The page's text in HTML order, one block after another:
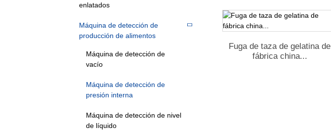
enlatados
Máquina de detección de
producción de alimentos
Máquina de detección de
vacío
Máquina de detección de
presión interna
Máquina de detección de nivel
de líquido
Fuga de taza de gelatina de
fábrica china...